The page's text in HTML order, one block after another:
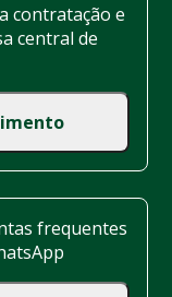
contratação e
central de
frequentes